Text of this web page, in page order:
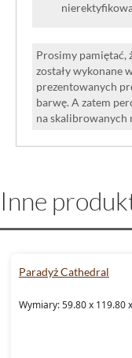
Prosimy pamiętać,
zostały wykonane
prezentowanych
barwę. A zatem
na skalibrowanych
Inne
Paradyż Cathedral
Wymiary: 59.80 x 119.80